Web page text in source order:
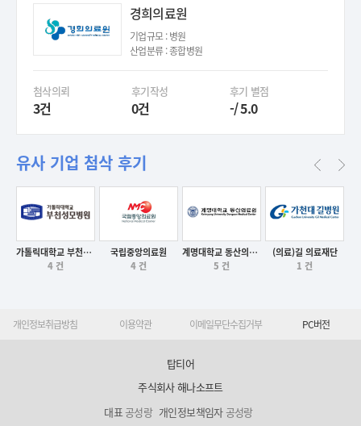
경희의료원
기업규모 : 병원
산업분류 : 종합병원
첨삭의뢰
3건
후기작성
0건
후기 별점
-/ 5.0
유사 기업 첨삭 후기
후기보기
가톨릭대학교 부천성모병원
4 건
후기보기
국립중앙의료원
4 건
후기보기
계명대학교 동산의료원
5 건
후기보기
(의료)길 의료재단
1 건
개인정보취급방침 이용약관 이메일무단수집거부 PC버전
탑티어
주식회사 해나소프트
대표공성랑 개인정보책임자공성랑